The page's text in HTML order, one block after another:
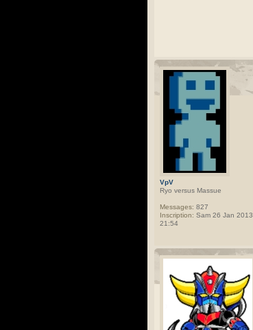
VpV
Ryo versus Massue
Messages: 827
Inscription: Sam 26 Jan 2013,
21:54